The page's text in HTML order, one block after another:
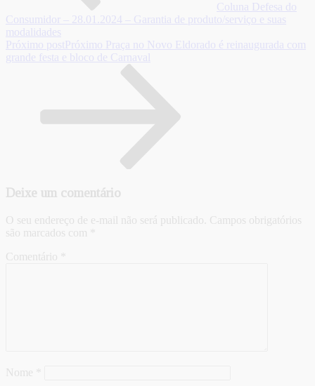
Coluna Defesa do
Consumidor – 28.01.2024 – Garantia de produto/serviço e suas
modalidades
Próximo post Próximo Praça no Novo Eldorado é reinaugurada com
grande festa e bloco de Carnaval
Deixe um comentário
O seu endereço de e-mail não será publicado. Campos obrigatórios
são marcados com
Comentário
Nome